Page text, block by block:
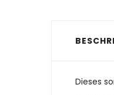
Dieses